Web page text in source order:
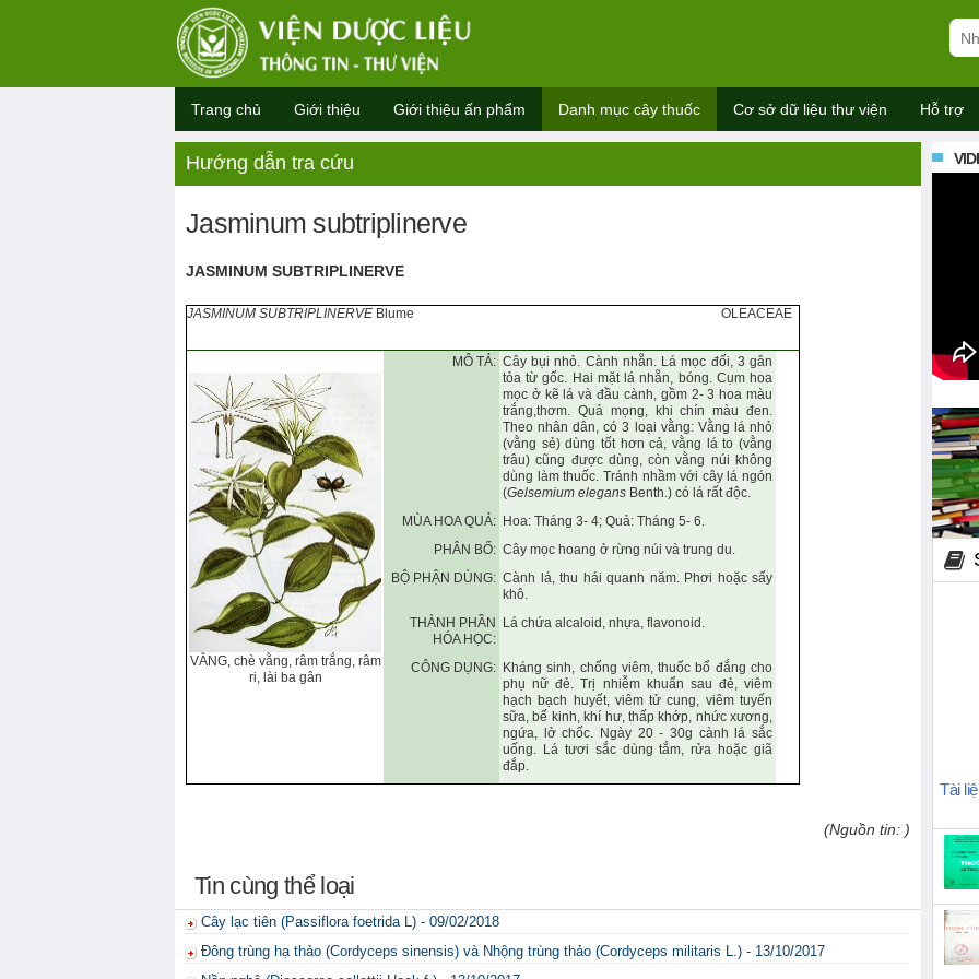
Trang chủ Giới thiệu Giới thiệu ấn phẩm Danh mục cây thuốc Cơ sở dữ liệu thư viện Hỗ trợ
Hướng dẫn tra cứu
Jasminum subtriplinerve
JASMINUM SUBTRIPLINERVE
JASMINUM SUBTRIPLINERVE Blume OLEACEAE
VẰNG, chè vằng, râm trắng, râm
ri, lài ba gân
MÔ TẢ: Cây bụi nhỏ. Cành nhẵn. Lá mọc đối, 3 gân
tỏa từ gốc. Hai mặt lá nhẵn, bóng. Cụm hoa
mọc ở kẽ lá và đầu cành, gồm 2- 3 hoa màu
trắng,thơm. Quả mọng, khi chín màu đen.
Theo nhân dân, có 3 loại vằng: Vằng lá nhỏ
(vằng sẻ) dùng tốt hơn cả, vằng lá to (vằng
trâu) cũng được dùng, còn vằng núi không
dùng làm thuốc. Tránh nhầm với cây lá ngón
(Gelsemium elegans Benth.) có lá rất độc.
MÙA HOA QUẢ: Hoa: Tháng 3- 4; Quả: Tháng 5- 6.
PHÂN BỐ: Cây mọc hoang ở rừng núi và trung du.
BỘ PHẬN DÙNG: Cành lá, thu hái quanh năm. Phơi hoặc sấy
khô.
THÀNH PHẦN
HÓA HỌC:
Lá chứa alcaloid, nhựa, flavonoid.
CÔNG DỤNG: Kháng sinh, chống viêm, thuốc bổ đắng cho
phụ nữ đẻ. Trị nhiễm khuẩn sau đẻ, viêm
hạch bạch huyết, viêm tử cung, viêm tuyến
sữa, bế kinh, khí hư, thấp khớp, nhức xương,
ngứa, lở chốc. Ngày 20 - 30g cành lá sắc
uống. Lá tươi sắc dùng tắm, rửa hoặc giã
đắp.
(Nguồn tin: )
Tin cùng thể loại
Cây lạc tiên (Passiflora foetrida L) - 09/02/2018
Đông trùng hạ thảo (Cordyceps sinensis) và Nhộng trùng thảo (Cordyceps militaris L.) - 13/10/2017
Tài